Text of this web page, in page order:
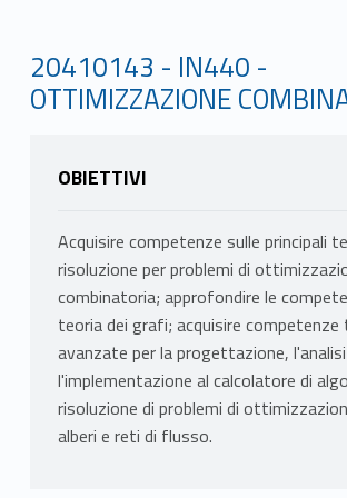
20410143 - IN440 -
OTTIMIZZAZIONE
OBIETTIVI
Acquisire competenze sulle principali
risoluzione per problemi di
combinatoria; approfondire le
teoria dei grafi; acquisire competenze
avanzate per la progettazione,
l'implementazione al calcolatore di
risoluzione di problemi di
alberi e reti di flusso.